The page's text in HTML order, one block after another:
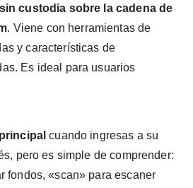
custodia sobre la cadena de
. Viene con herramientas de
y características de
Es ideal para usuarios
cuando ingresas a su
pero es simple de comprender:
fondos, «scan» para escaner